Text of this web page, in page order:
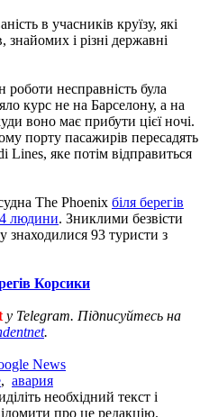
в учасників круїзу, які
і різні державні
роботи несправність була
курс не на Барселону, а на
воно має прибути цієї ночі.
порту пасажирів пересадять
Lines, яке потім відправиться
The Phoenix біля берегів
людини. Зниклими безвісти
знаходилися 93 туристи з
Корсики
у Telegram. Підписуйтесь на
.
News
, авария
необхідний текст і
про це редакцію.